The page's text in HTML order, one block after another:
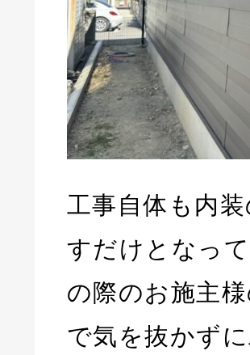
工事自体も内
すだけとなっ
の際のお施主
で気を抜かず